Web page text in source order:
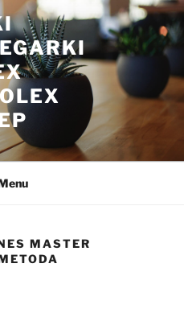
MASTER